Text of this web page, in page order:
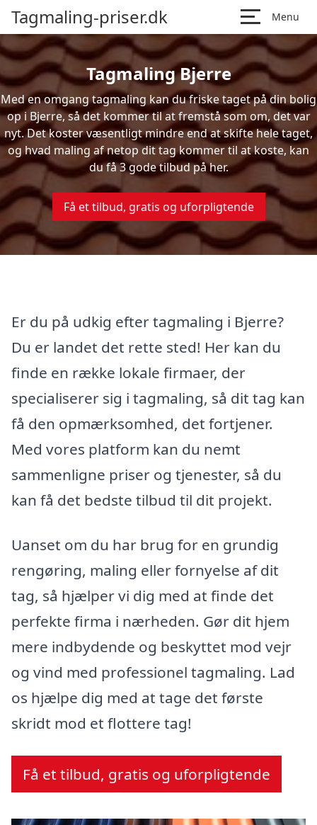
Tagmaling-priser.dk Menu
Tagmaling Bjerre
Med en omgang tagmaling kan du friske taget på din bolig
op i Bjerre, så det kommer til at fremstå som om, det var
nyt. Det koster væsentligt mindre end at skifte hele taget,
og hvad maling af netop dit tag kommer til at koste, kan
du få 3 gode tilbud på her.
Få et tilbud, gratis og uforpligtende
Er du på udkig efter tagmaling i Bjerre?
Du er landet det rette sted! Her kan du
finde en række lokale firmaer, der
specialiserer sig i tagmaling, så dit tag kan
få den opmærksomhed, det fortjener.
Med vores platform kan du nemt
sammenligne priser og tjenester, så du
kan få det bedste tilbud til dit projekt.
Uanset om du har brug for en grundig
rengøring, maling eller fornyelse af dit
tag, så hjælper vi dig med at finde det
perfekte firma i nærheden. Gør dit hjem
mere indbydende og beskyttet mod vejr
og vind med professionel tagmaling. Lad
os hjælpe dig med at tage det første
skridt mod et flottere tag!
Få et tilbud, gratis og uforpligtende